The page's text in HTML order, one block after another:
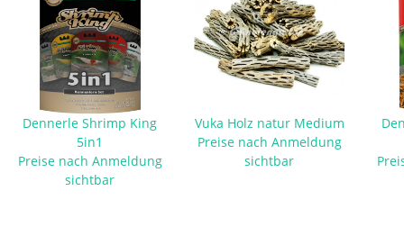
Dennerle Shrimp King
5in1
Preise nach Anmeldung
sichtbar
Vuka Holz natur Medium
Preise nach Anmeldung
sichtbar